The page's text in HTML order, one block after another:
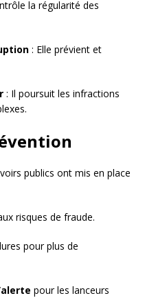
la régularité des
: Elle prévient et
: Il poursuit les infractions
publics ont mis en place
risques de fraude.
pour plus de
pour les lanceurs